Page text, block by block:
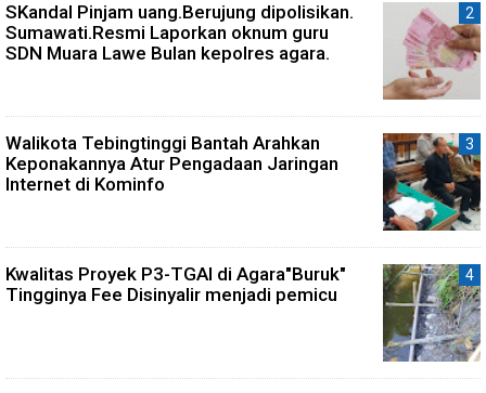
SKandal Pinjam uang.Berujung dipolisikan.
Sumawati.Resmi Laporkan oknum guru
SDN Muara Lawe Bulan kepolres agara.
Walikota Tebingtinggi Bantah Arahkan
Keponakannya Atur Pengadaan Jaringan
Internet di Kominfo
Kwalitas Proyek P3-TGAI di Agara"Buruk"
Tingginya Fee Disinyalir menjadi pemicu